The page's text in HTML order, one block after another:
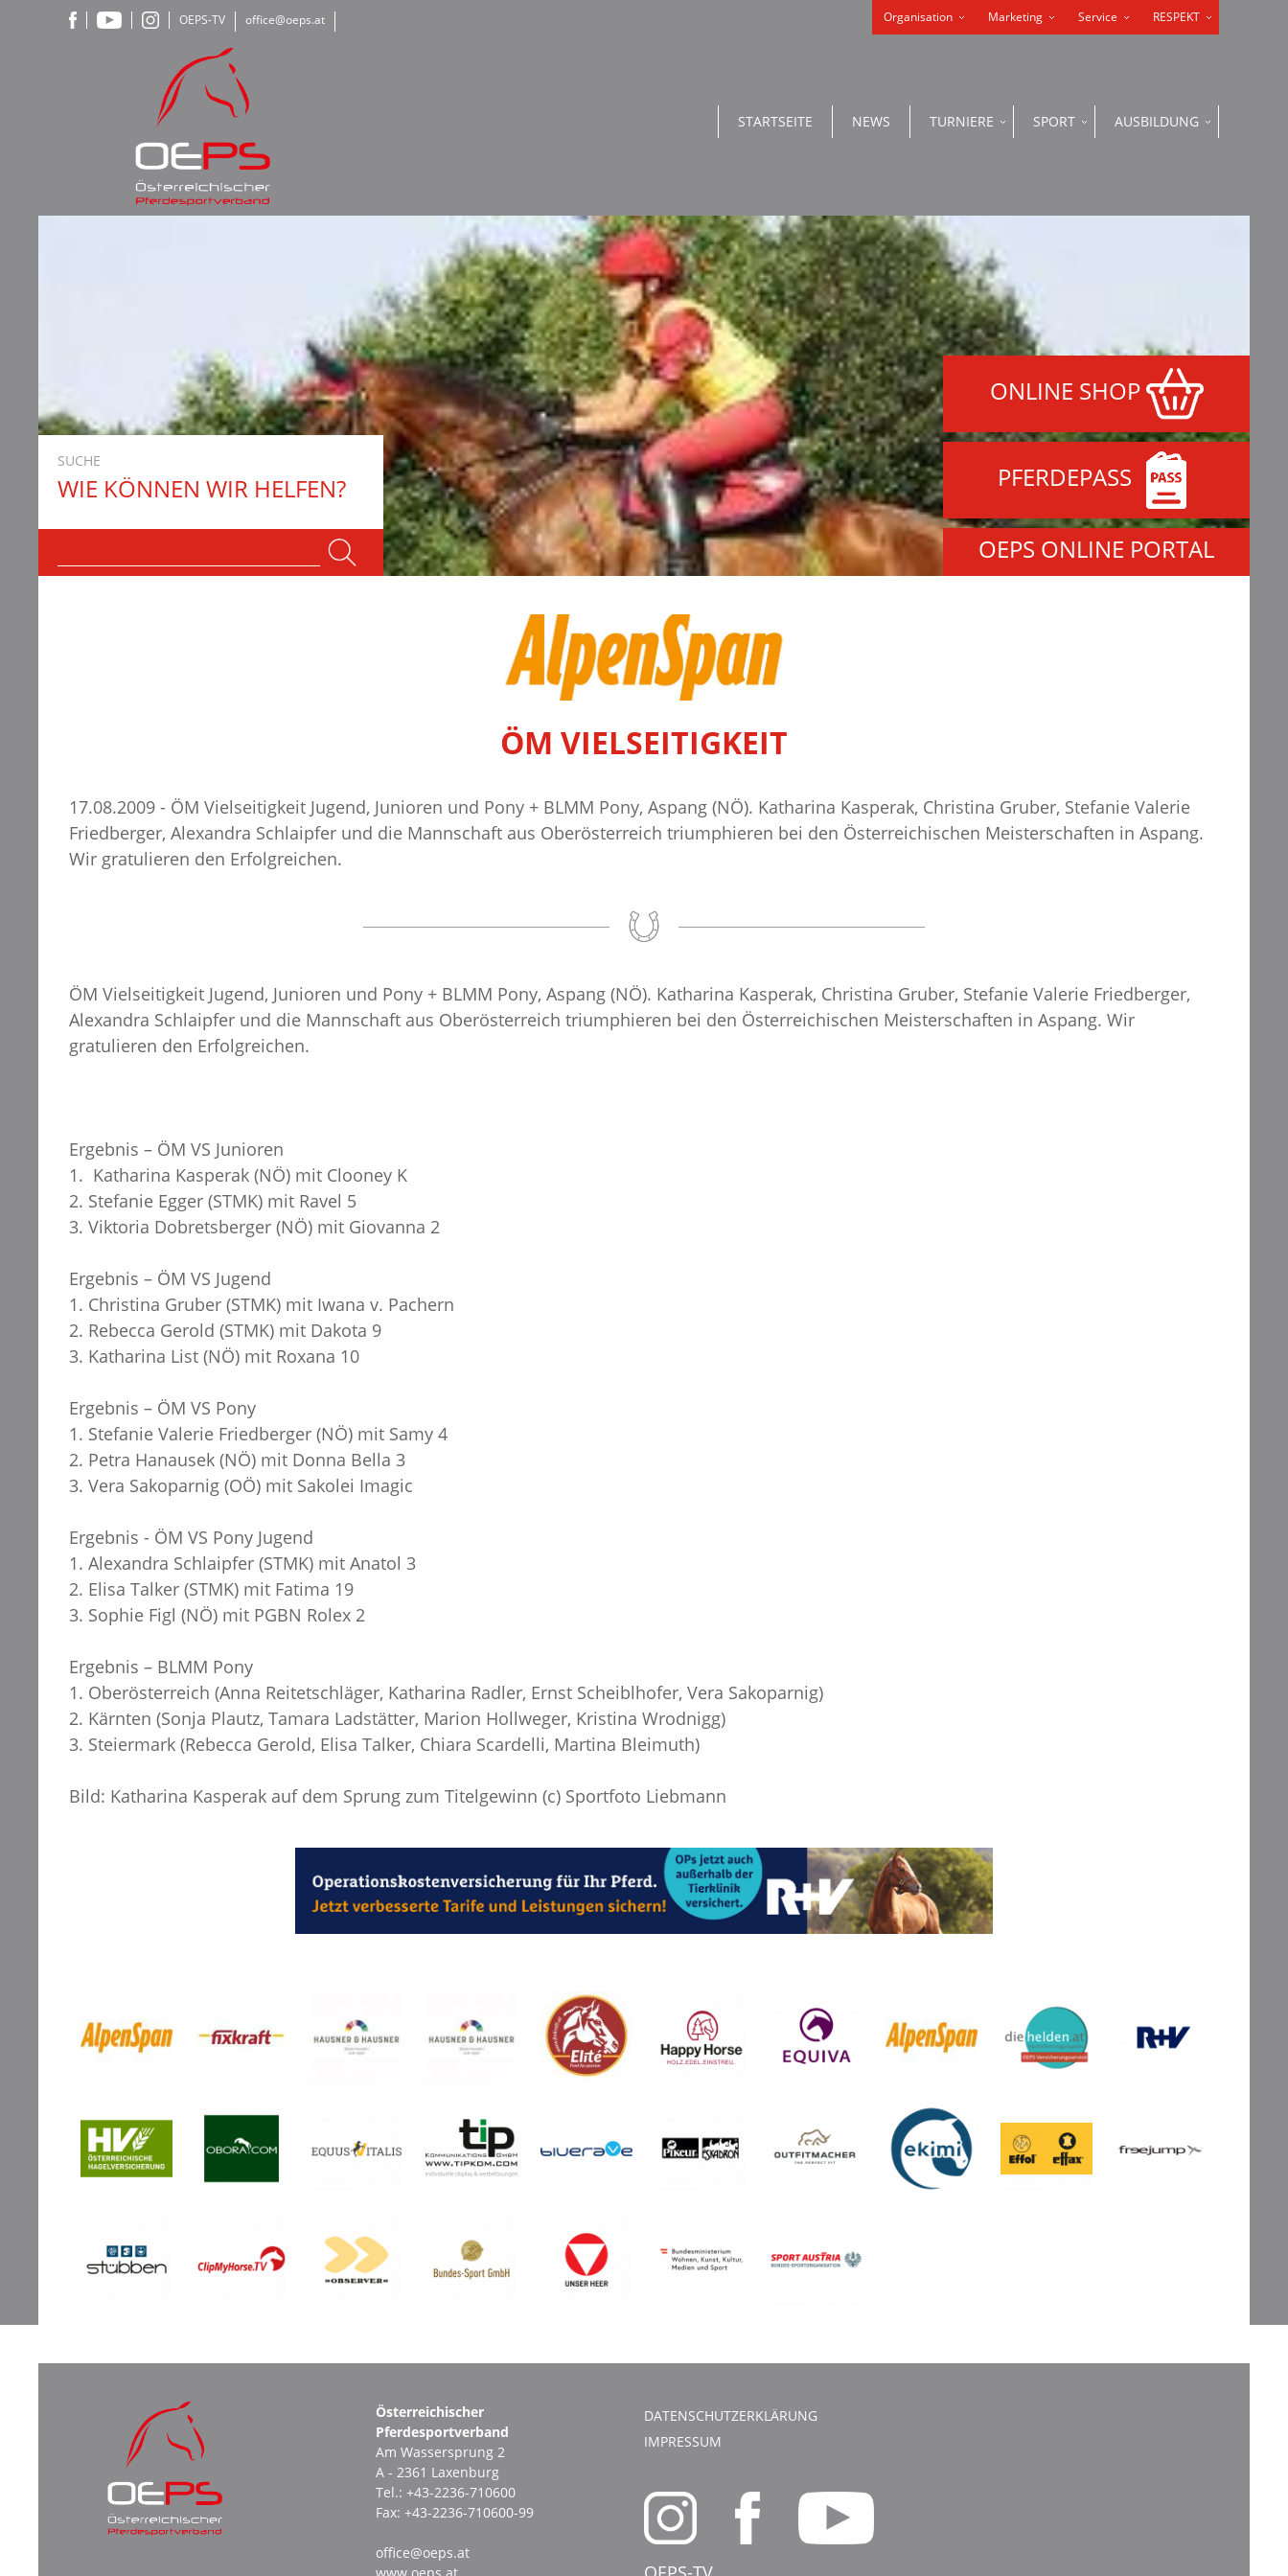
Organisation Marketing Service RESPEKT
STARTSEITE NEWS TURNIERE SPORT AUSBILDUNG
OEPS-TV office@oeps.at
ONLINE SHOP
PFERDEPASS
OEPS ONLINE PORTAL
SUCHE
WIE KÖNNEN WIR HELFEN?
ÖM VIELSEITIGKEIT
17.08.2009 - ÖM Vielseitigkeit Jugend, Junioren und Pony + BLMM Pony, Aspang (NÖ). Katharina Kasperak, Christina Gruber, Stefanie Valerie
Friedberger, Alexandra Schlaipfer und die Mannschaft aus Oberösterreich triumphieren bei den Österreichischen Meisterschaften in Aspang.
Wir gratulieren den Erfolgreichen.
ÖM Vielseitigkeit Jugend, Junioren und Pony + BLMM Pony, Aspang (NÖ). Katharina Kasperak, Christina Gruber, Stefanie Valerie Friedberger,
Alexandra Schlaipfer und die Mannschaft aus Oberösterreich triumphieren bei den Österreichischen Meisterschaften in Aspang. Wir
gratulieren den Erfolgreichen.
Ergebnis – ÖM VS Junioren
1. Katharina Kasperak (NÖ) mit Clooney K
2. Stefanie Egger (STMK) mit Ravel 5
3. Viktoria Dobretsberger (NÖ) mit Giovanna 2
Ergebnis – ÖM VS Jugend
1. Christina Gruber (STMK) mit Iwana v. Pachern
2. Rebecca Gerold (STMK) mit Dakota 9
3. Katharina List (NÖ) mit Roxana 10
Ergebnis – ÖM VS Pony
1. Stefanie Valerie Friedberger (NÖ) mit Samy 4
2. Petra Hanausek (NÖ) mit Donna Bella 3
3. Vera Sakoparnig (OÖ) mit Sakolei Imagic
Ergebnis - ÖM VS Pony Jugend
1. Alexandra Schlaipfer (STMK) mit Anatol 3
2. Elisa Talker (STMK) mit Fatima 19
3. Sophie Figl (NÖ) mit PGBN Rolex 2
Ergebnis – BLMM Pony
1. Oberösterreich (Anna Reitetschläger, Katharina Radler, Ernst Scheiblhofer, Vera Sakoparnig)
2. Kärnten (Sonja Plautz, Tamara Ladstätter, Marion Hollweger, Kristina Wrodnigg)
3. Steiermark (Rebecca Gerold, Elisa Talker, Chiara Scardelli, Martina Bleimuth)
Bild: Katharina Kasperak auf dem Sprung zum Titelgewinn (c) Sportfoto Liebmann
Österreichischer
Pferdesportverband
Am Wassersprung 2
A - 2361 Laxenburg
Tel.: +43-2236-710600
Fax: +43-2236-710600-99
office@oeps.at
DATENSCHUTZERKLÄRUNG
IMPRESSUM